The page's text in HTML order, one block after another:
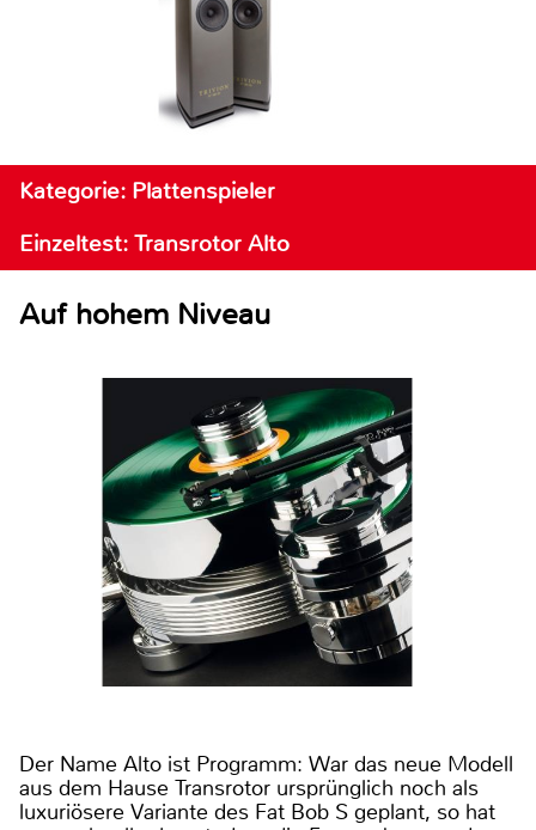
Kategorie: Plattenspieler
Einzeltest: Transrotor Alto
Auf hohem Niveau
Der Name Alto ist Programm: War das neue Modell
aus dem Hause Transrotor ursprünglich noch als
luxuriösere Variante des Fat Bob S geplant, so hat